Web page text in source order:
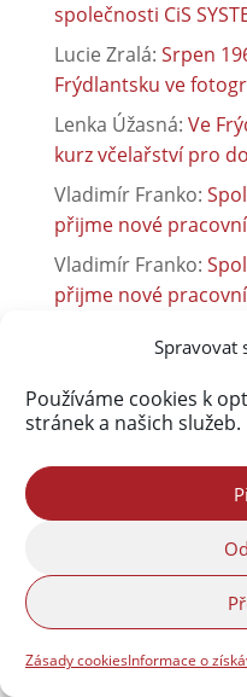
Spravovat
Používáme cookies k
stránek a našich služeb.
Zásady cookiesInformace o
společnosti CiS
Lucie Zralá: Srpen
Frýdlantsku ve
Lenka Úžasná: Ve
kurz včelařství pro
Vladimír Franko:
přijme nové
Vladimír Franko:
přijme nové
Martin Hodonicky